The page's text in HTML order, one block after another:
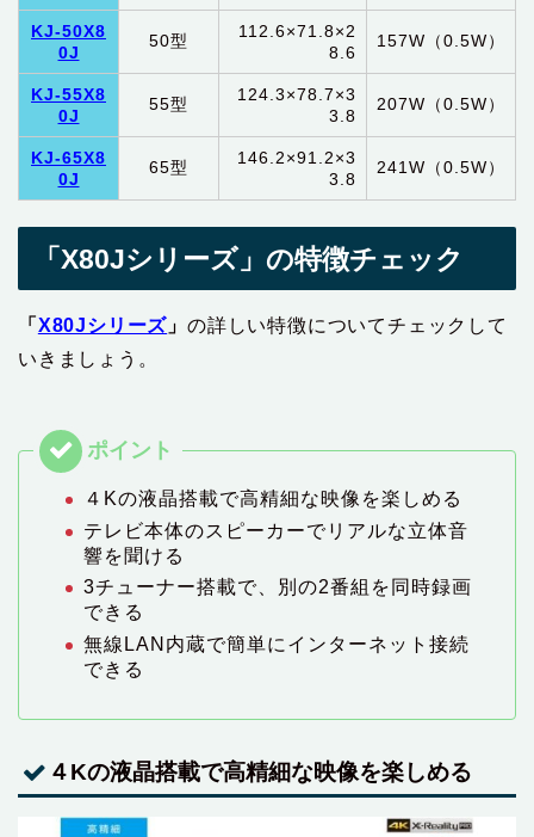
KJ-50X8
0J
50型
112.6×71.8×2
8.6
157W（0.5W）
KJ-55X8
0J
55型
124.3×78.7×3
3.8
207W（0.5W）
KJ-65X8
0J
65型
146.2×91.2×3
3.8
241W（0.5W）
「X80Jシリーズ」の特徴チェック
「 X80Jシリーズ 」の詳しい特徴についてチェックして
いきましょう。
４Kの液晶搭載で高精細な映像を楽しめる
テレビ本体のスピーカーでリアルな立体音
響を聞ける
3チューナー搭載で、別の2番組を同時録画
できる
無線LAN内蔵で簡単にインターネット接続
できる
４Kの液晶搭載で高精細な映像を楽しめる